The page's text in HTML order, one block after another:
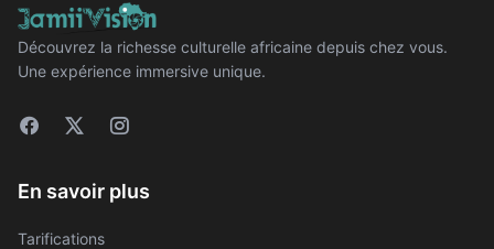
Découvrez la richesse culturelle africaine depuis chez vous.
Une expérience immersive unique.
En savoir plus
Tarifications